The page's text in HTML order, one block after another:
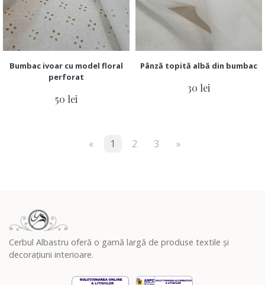
Bumbac ivoar cu model floral
perforat
50 lei
Pânză topită albă din bumbac
30 lei
« 1 2 3 »
Cerbul Albastru oferă o gamă largă de produse textile și
decorațiuni interioare.